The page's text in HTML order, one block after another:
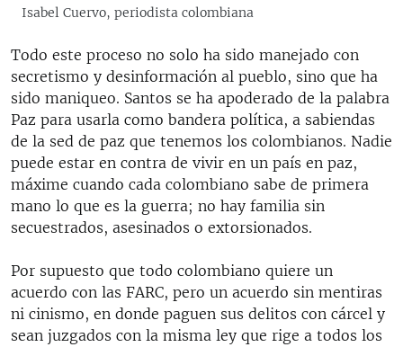
Isabel Cuervo, periodista colombiana
Todo este proceso no solo ha sido manejado con
secretismo y desinformación al pueblo, sino que ha
sido maniqueo. Santos se ha apoderado de la palabra
Paz para usarla como bandera política, a sabiendas
de la sed de paz que tenemos los colombianos. Nadie
puede estar en contra de vivir en un país en paz,
máxime cuando cada colombiano sabe de primera
mano lo que es la guerra; no hay familia sin
secuestrados, asesinados o extorsionados.
Por supuesto que todo colombiano quiere un
acuerdo con las FARC, pero un acuerdo sin mentiras
ni cinismo, en donde paguen sus delitos con cárcel y
sean juzgados con la misma ley que rige a todos los